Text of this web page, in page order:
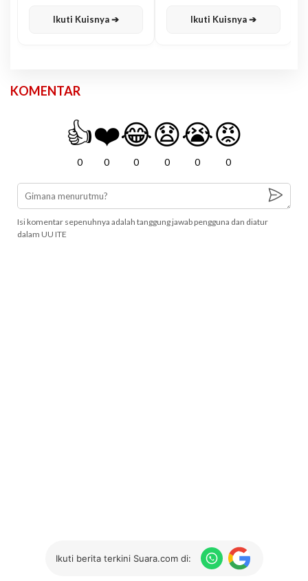
Ikuti Kuisnya ➔ Ikuti Kuisnya ➔
KOMENTAR
👍
0
❤️
0
😂
0
😧
0
😭
0
😡
0
Isi komentar sepenuhnya adalah tanggung jawab pengguna dan diatur
dalam UU ITE
Ikuti berita terkini Suara.com di: